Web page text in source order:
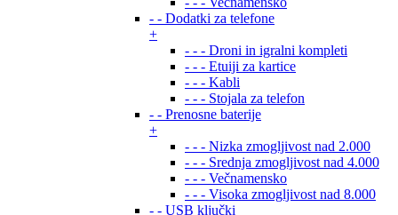
- - Dodatki za telefone
+
- - - Droni in igralni kompleti
- - - Etuiji za kartice
- - - Kabli
- - - Stojala za telefon
- - Prenosne baterije
+
- - - Nizka zmogljivost nad 2.000
- - - Srednja zmogljivost nad 4.000
- - - Večnamensko
- - - Visoka zmogljivost nad 8.000
- - USB ključki